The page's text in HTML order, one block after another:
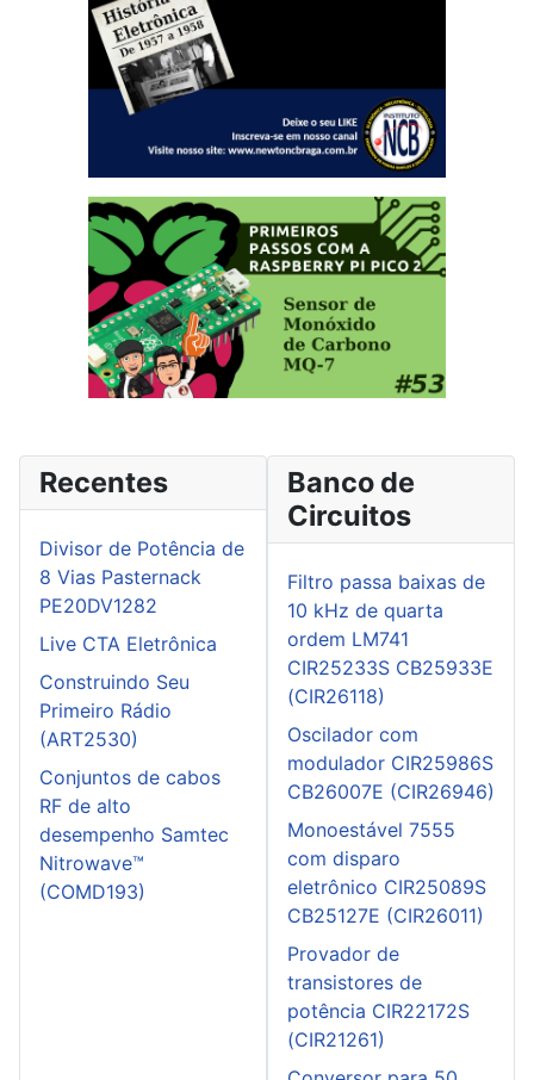
Recentes
Divisor de Potência de
8 Vias Pasternack
PE20DV1282
Live CTA Eletrônica
Construindo Seu
Primeiro Rádio
(ART2530)
Conjuntos de cabos
RF de alto
desempenho Samtec
Nitrowave™
(COMD193)
Banco de
Circuitos
Filtro passa baixas de
10 kHz de quarta
ordem LM741
CIR25233S CB25933E
(CIR26118)
Oscilador com
modulador CIR25986S
CB26007E (CIR26946)
Monoestável 7555
com disparo
eletrônico CIR25089S
CB25127E (CIR26011)
Provador de
transistores de
potência CIR22172S
(CIR21261)